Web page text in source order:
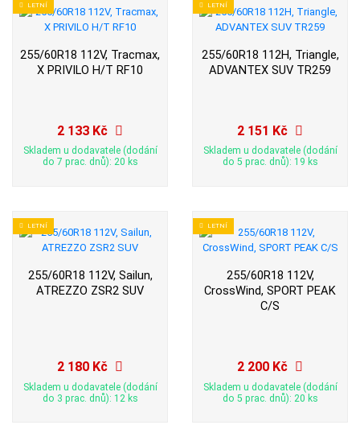
LETNÍ
255/60R18 112V, Tracmax,
X PRIVILO H/T RF10
2 133 Kč
Skladem u dodavatele (dodání
do 7 prac. dnů): 20 ks
LETNÍ
255/60R18 112H, Triangle,
ADVANTEX SUV TR259
2 151 Kč
Skladem u dodavatele (dodání
do 5 prac. dnů): 19 ks
LETNÍ
255/60R18 112V, Sailun,
ATREZZO ZSR2 SUV
2 180 Kč
Skladem u dodavatele (dodání
do 3 prac. dnů): 12 ks
LETNÍ
255/60R18 112V,
CrossWind, SPORT PEAK
C/S
2 200 Kč
Skladem u dodavatele (dodání
do 5 prac. dnů): 20 ks